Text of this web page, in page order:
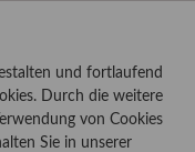
und fortlaufend
Durch die weitere
von Cookies
Sie in unserer